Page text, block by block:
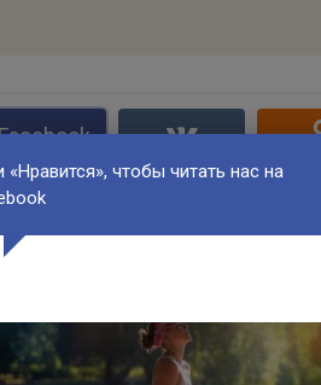
чтобы читать нас на